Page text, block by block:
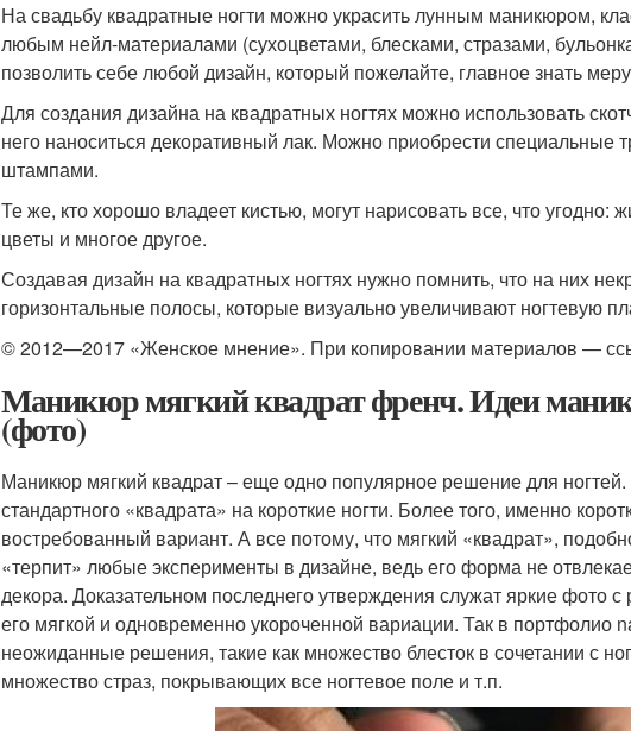
На свадьбу квадратные ногти можно украсить лунным маникюром,
любым нейл-материалами (сухоцветами, блесками, стразами,
позволить себе любой дизайн, который пожелайте, главное знать
Для создания дизайна на квадратных ногтях можно использовать
него наноситься декоративный лак. Можно приобрести
штампами.
Те же, кто хорошо владеет кистью, могут нарисовать все, что угодно:
цветы и многое другое.
Создавая дизайн на квадратных ногтях нужно помнить, что на них
горизонтальные полосы, которые визуально увеличивают ногтевую
© 2012—2017 «Женское мнение». При копировании материалов —
Маникюр мягкий квадрат френч. Идеи
(фото)
Маникюр мягкий квадрат – еще одно популярное решение для
стандартного «квадрата» на короткие ногти. Более того, именно
востребованный вариант. А все потому, что мягкий «квадрат»,
«терпит» любые эксперименты в дизайне, ведь его форма не
декора. Доказательном последнего утверждения служат яркие фото
его мягкой и одновременно укороченной вариации. Так в портфолио
неожиданные решения, такие как множество блесток в сочетании с
множество страз, покрывающих все ногтевое поле и т.п.